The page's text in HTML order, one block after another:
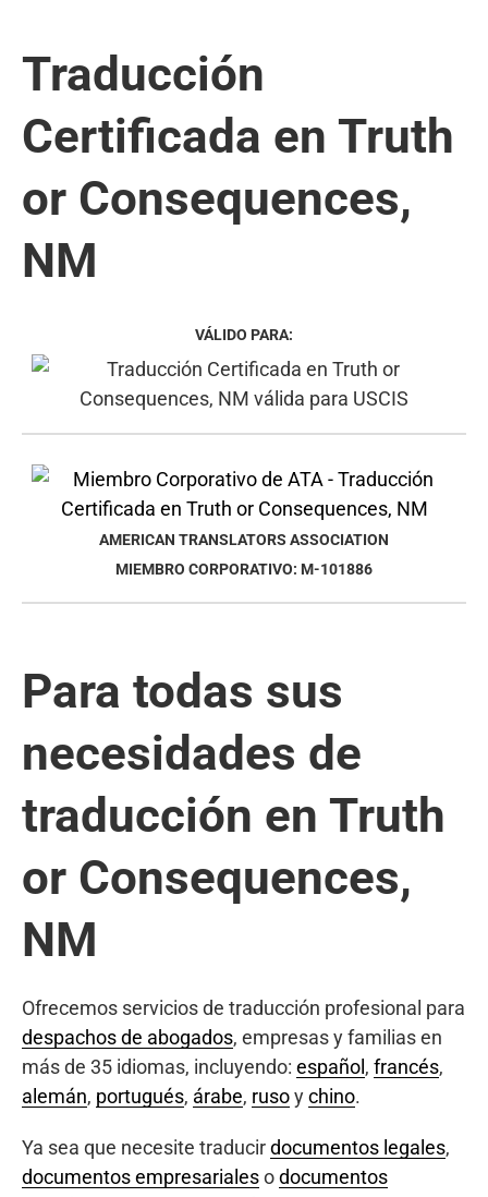
Traducción
Certificada en Truth
or Consequences,
NM
VÁLIDO PARA:
AMERICAN TRANSLATORS ASSOCIATION
MIEMBRO CORPORATIVO: M-101886
Para todas sus
necesidades de
traducción en Truth
or Consequences,
NM
Ofrecemos servicios de traducción profesional para
despachos de abogados, empresas y familias en
más de 35 idiomas, incluyendo: español , francés,
alemán, portugués, árabe, rusoychino.
Ya sea que necesite traducirdocumentos legales,
documentos empresarialesodocumentos